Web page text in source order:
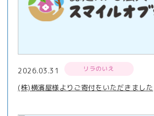
2026.03.31 リラのいえ
(株)横濱屋様よりご寄付をいただきました